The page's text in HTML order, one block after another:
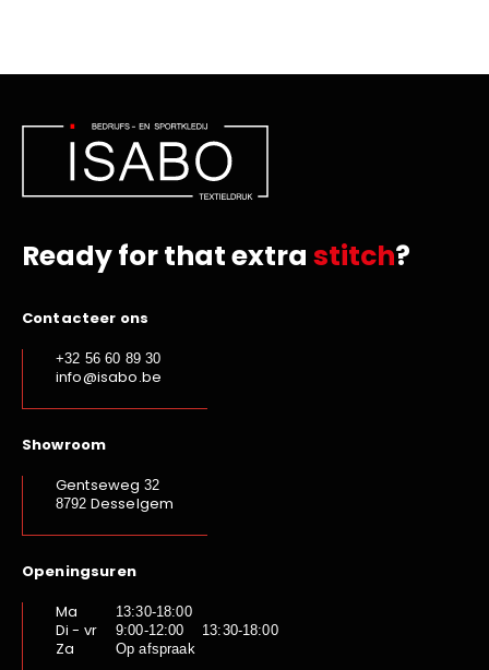
Ready for that extra stitch?
Contacteer ons
+32 56 60 89 30
info@isabo.be
Showroom
Gentseweg 32
8792 Desselgem
Openingsuren
Ma
13:30-18:00
Di - vr 9:00-12:00 13:30-18:00
Za Op afspraak